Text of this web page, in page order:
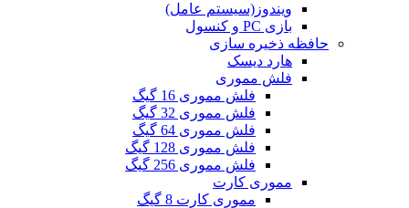
ویندوز(سیستم عامل)
بازی PC و کنسول
حافظه ذخیره سازی
هارد دیسک
فلش مموری
فلش مموری 16 گیگ
فلش مموری 32 گیگ
فلش مموری 64 گیگ
فلش مموری 128 گیگ
فلش مموری 256 گیگ
مموری کارت
مموری کارت 8 گیگ